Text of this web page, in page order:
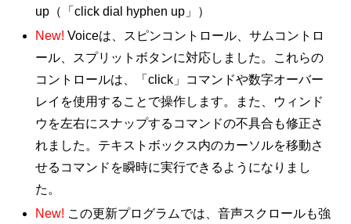
up（「click dial hyphen up」）
New! Voiceは、スピンコントロール、サムコントロ
ール、スプリットボタンに対応しました。これらの
コントロールは、「click」コマンドや数字オーバー
レイを使用することで操作します。また、ウィンド
ウを左右にスナップするコマンドの不具合も修正さ
れました。テキストボックス内のカーソルを移動さ
せるコマンドを瞬時に実行できるようになりまし
た。
New! この更新プログラムでは、音声スクロールも強